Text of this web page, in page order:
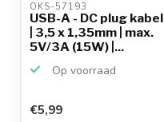
OKS-57193
USB-A - DC plug kabel
| 3,5 x 1,35mm | max.
5V/3A (15W) |...
Op voorraad
€5,99